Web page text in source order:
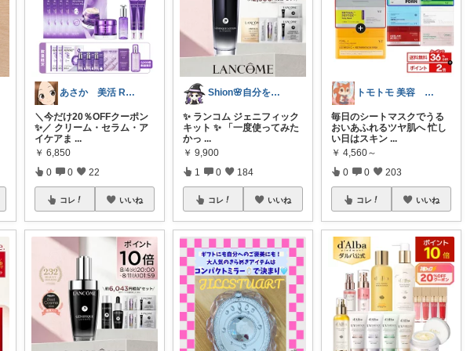
あさか 美活 ROOM
＼今だけ20％OFFクーポン
✨／ クリーム・セラム・ア
イケアま ...
￥ 6,850
0 0 22
コレ いいね
Shion🌸自分を愛するお買い物
✨ ランコム ジェニフィック
キット ✨ 「一度使ってみた
かっ ...
￥ 9,900
1 0 184
コレ いいね
トモトモ 美容 食品 子育てルーム
毎日のシートマスクでうる
おいあふれるツヤ肌へ 忙し
い日はスキン ...
￥ 4,560～
0 0 203
コレ いいね